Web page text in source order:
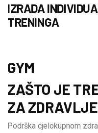
IZRADA
TRENINGA
GYM
ZAŠTO JE
ZA
Podrška cjelokupnom